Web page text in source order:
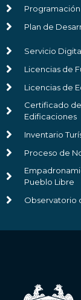
Plan de
Servicio
Licencias de
Licencias de
Certificado
Edificaciones
Inventario
Proceso de
Pueblo Libre
Observatorio